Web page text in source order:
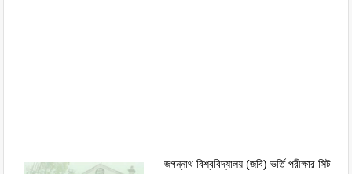
জগন্নাথ বিশ্ববিদ্যালয় (জবি) ভর্তি পরীক্ষার সিট